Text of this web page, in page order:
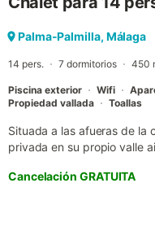
propietario es flexible con
pueden solicitar la
Palma-Palmilla, Málaga
14 pers. 7 dormitorios 450
Piscina exterior Wifi
Propiedad vallada
Toallas
Situada a las afueras de la
privada en su propio valle
dormitorios y 5 baños,
pérgolas sombreadas.
Cancelación GRATUITA